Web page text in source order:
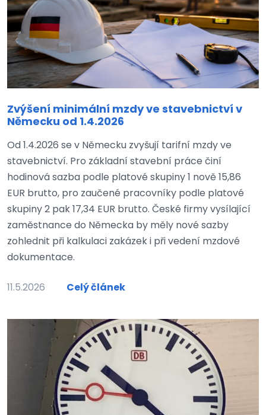
Zvýšení minimální mzdy ve stavebnictví v
Německu od 1.4.2026
Od 1.4.2026 se v Německu zvyšují tarifní mzdy ve
stavebnictví. Pro základní stavební práce činí
hodinová sazba podle platové skupiny 1 nově 15,86
EUR brutto, pro zaučené pracovníky podle platové
skupiny 2 pak 17,34 EUR brutto. České firmy vysílající
zaměstnance do Německa by měly nové sazby
zohlednit při kalkulaci zakázek i při vedení mzdové
dokumentace.
11.5.2026 Celý článek